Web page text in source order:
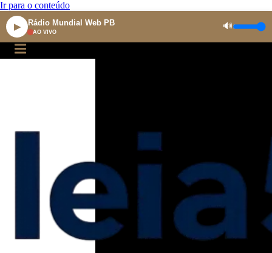
Ir para o conteúdo
▶ Rádio Mundial Web PB
AO VIVO
🔊